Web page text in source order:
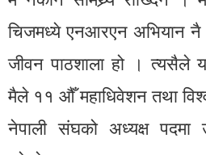
चिजमध्ये एनआरएन अभियान
जीवन पाठशाला हो । त्यसैले
मैले ११ औँ महाधिवेशन तथा
नेपाली संघको अध्यक्ष पदमा